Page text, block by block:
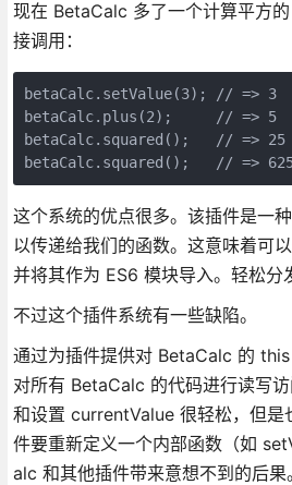
现在 BetaCalc 多了一个计算平方
接调用：
betaCalc.setValue(3); // => 3
betaCalc.plus(2);     // => 5
betaCalc.squared();   // => 25
betaCalc.squared();   // =>
这个系统的优点很多。该插件是一
以传递给我们的函数。这意味着可
并将其作为 ES6 模块导入。轻松分
不过这个插件系统有一些缺陷。
通过为插件提供对 BetaCalc 的
对所有 BetaCalc 的代码进行读写
和设置 currentValue 很轻松，但是
件要重新定义一个内部函数（如
alc 和其他插件带来意想不到的后果